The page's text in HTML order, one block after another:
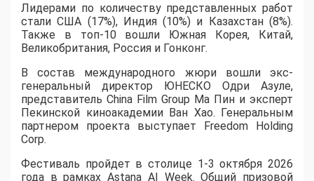
Лидерами по количеству представленных работ
стали США (17%), Индия (10%) и Казахстан (8%).
Также в топ-10 вошли Южная Корея, Китай,
Великобритания, Россия и Гонконг.
В состав международного жюри вошли экс-
генеральный директор ЮНЕСКО Одри Азуле,
представитель China Film Group Ма Пин и эксперт
Пекинской киноакадемии Ван Хао. Генеральным
партнером проекта выступает Freedom Holding
Corp.
​Фестиваль пройдет в столице 1-3 октября 2026
года в рамках Astana AI Week. Общий призовой